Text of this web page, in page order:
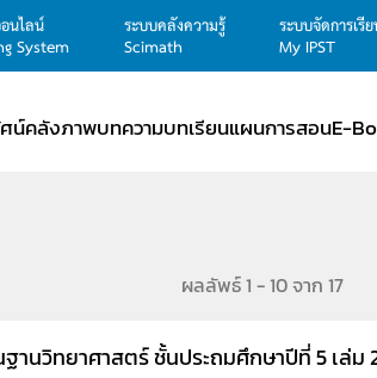
นไลน์
System
ระบบคลังความรู้
Scimath
ระบบจัดการเรี
My IPST
น์คลังภาพบทความบทเรียนแผนการสอนE-
ผลลัพธ์ 1 - 10 จาก 17
านวิทยาศาสตร์ ชั้นประถมศึกษาปีที่ 5 เล่ม